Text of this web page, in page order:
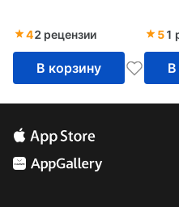
мультики в подарок
42 рецензии
В корзину
51
В